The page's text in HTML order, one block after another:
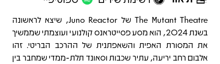
תיאור
The Mutant Theatre של Juno Reactor, שיצא לראשונה
בשנת 2024, הוא מסע פסייטראנס קולנועי ועוצמתי שממשיך
את המסורת האפית והשאפתנית של ההרכב הבריטי. זהו
אלבום רחב יריעה, עתיר שכבות וסאונד תלת-ממדי שמחבר בין